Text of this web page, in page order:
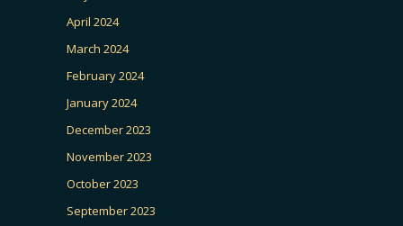
April 2024
March 2024
February 2024
January 2024
December 2023
November 2023
October 2023
September 2023